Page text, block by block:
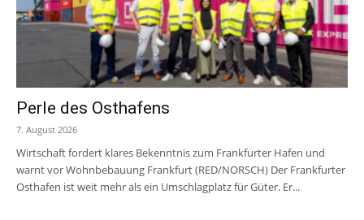
Perle des Osthafens
7. August 2026
Wirtschaft fordert klares Bekenntnis zum Frankfurter Hafen und
warnt vor Wohnbebauung Frankfurt (RED/NORSCH) Der Frankfurter
Osthafen ist weit mehr als ein Umschlagplatz für Güter. Er...